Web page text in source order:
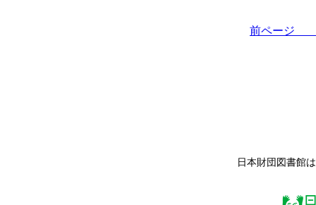
前ペー
日本財団図書館